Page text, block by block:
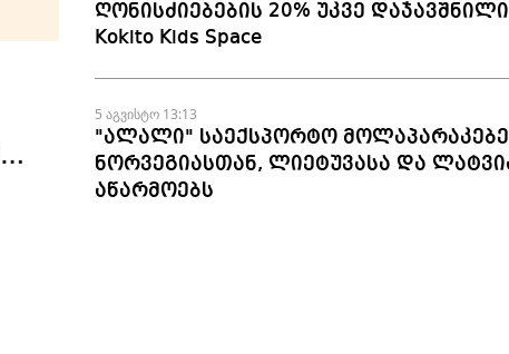
ღონისძიებების 20% უკვე
Kokito Kids Space
5 აგვისტო 13:13
"ალალი" საექსპორტო
ნორვეგიასთან, ლიეტუვასა და
აწარმოებს